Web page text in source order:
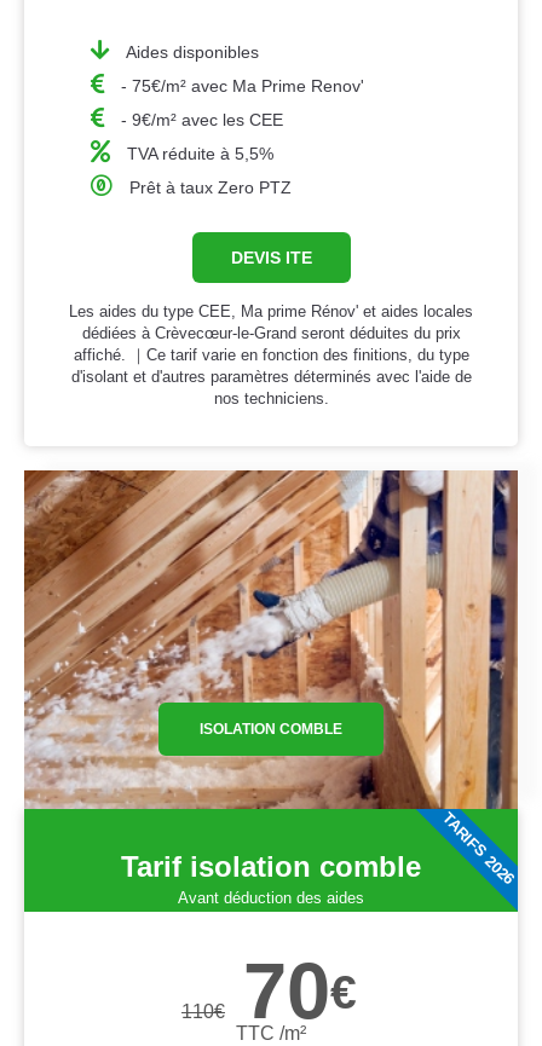
Aides disponibles
- 75€/m² avec Ma Prime Renov'
- 9€/m² avec les CEE
TVA réduite à 5,5%
Prêt à taux Zero PTZ
DEVIS ITE
Les aides du type CEE, Ma prime Rénov' et aides locales
dédiées à Crèvecœur-le-Grand seront déduites du prix
affiché. ｜Ce tarif varie en fonction des finitions, du type
d'isolant et d'autres paramètres déterminés avec l'aide de
nos techniciens.
ISOLATION COMBLE
Tarif isolation comble
Avant déduction des aides
110€ 70€
TTC /m²
TARIFS 2026